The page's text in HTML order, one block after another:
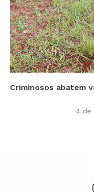
Criminosos abatem
4 de